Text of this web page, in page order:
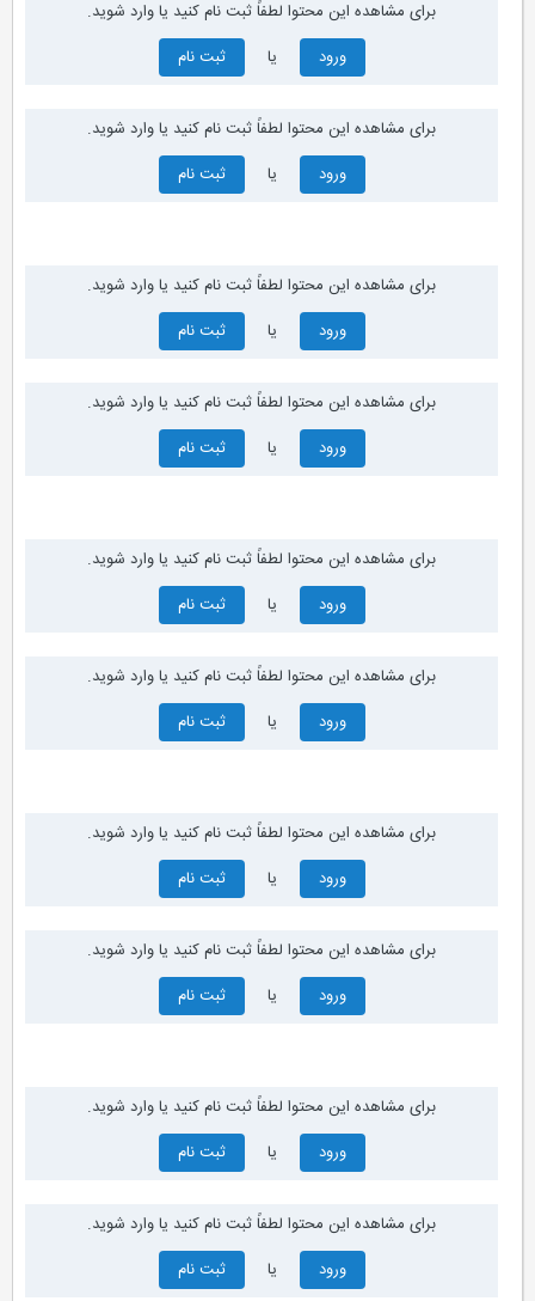
برای مشاهده این محتوا لطفاً ثبت نام کنید یا وارد شوید.
ورود
ثبت نام
برای مشاهده این محتوا لطفاً ثبت نام کنید یا وارد شوید.
ورود
ثبت نام
برای مشاهده این محتوا لطفاً ثبت نام کنید یا وارد شوید.
ورود
ثبت نام
برای مشاهده این محتوا لطفاً ثبت نام کنید یا وارد شوید.
ورود
ثبت نام
برای مشاهده این محتوا لطفاً ثبت نام کنید یا وارد شوید.
ورود
ثبت نام
برای مشاهده این محتوا لطفاً ثبت نام کنید یا وارد شوید.
ورود
ثبت نام
برای مشاهده این محتوا لطفاً ثبت نام کنید یا وارد شوید.
ورود
ثبت نام
برای مشاهده این محتوا لطفاً ثبت نام کنید یا وارد شوید.
ورود
ثبت نام
برای مشاهده این محتوا لطفاً ثبت نام کنید یا وارد شوید.
ورود
ثبت نام
برای مشاهده این محتوا لطفاً ثبت نام کنید یا وارد شوید.
ورود
ثبت نام